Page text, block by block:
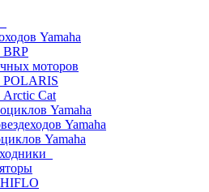
Yamaha
BRP
моторов
POLARIS
Arctic Cat
Yamaha
Yamaha
Yamaha